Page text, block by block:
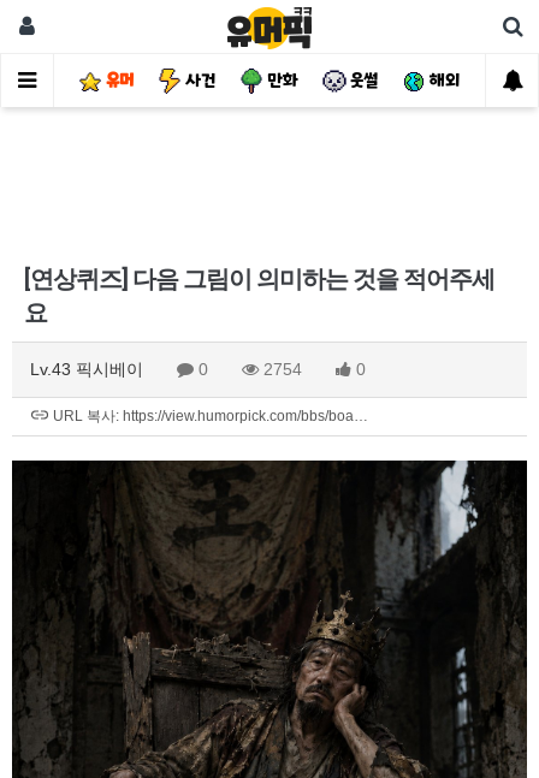
유머 사건 만화 웃썰 해외 핫
[연상퀴즈] 다음 그림이 의미하는 것을 적어주세
요
Lv.43 픽시베이 0 2754 0
URL 복사: https://view.humorpick.com/bbs/boa…